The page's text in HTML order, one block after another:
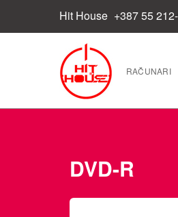
Hit House +387 55
RAČUNARI
DVD-R